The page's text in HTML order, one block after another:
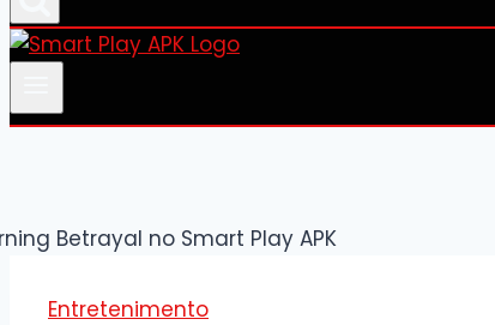
Entretenimento